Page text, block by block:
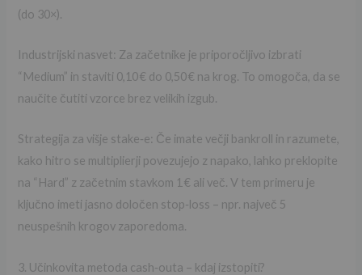
(do 30×).
Industrijski nasvet: Za začetnike je priporočljivo izbrati
“Medium” in staviti 0,10 € do 0,50 € na krog. To omogoča, da se
naučite čutiti vzorce brez velikih izgub.
Strategija za višje stake‑e: Če imate večji bankroll in razumete,
kako hitro se multiplierji povezujejo z napako, lahko preklopite
na “Hard” z začetnim stavkom 1 € ali več. V tem primeru je
ključno imeti jasno določen stop‑loss – npr. največ 5
neuspešnih krogov zaporedoma.
3. Učinkovita metoda cash‑outa – kdaj izstopiti?